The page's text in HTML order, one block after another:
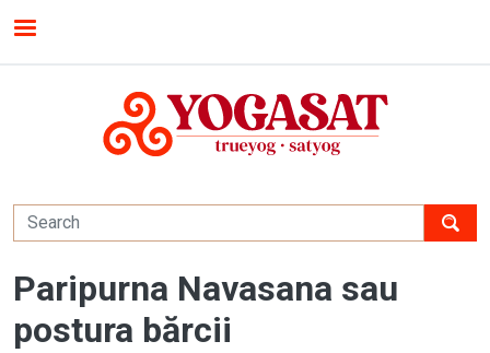
Paripurna Navasana sau
postura bărcii